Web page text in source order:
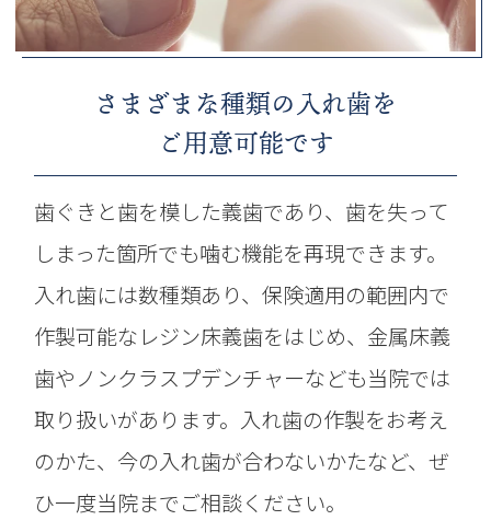
さまざまな種類の入れ歯を
ご用意可能です
歯ぐきと歯を模した義歯であり、歯を失って
しまった箇所でも噛む機能を再現できます。
入れ歯には数種類あり、保険適用の範囲内で
作製可能なレジン床義歯をはじめ、金属床義
歯やノンクラスプデンチャーなども当院では
取り扱いがあります。入れ歯の作製をお考え
のかた、今の入れ歯が合わないかたなど、ぜ
ひ一度当院までご相談ください。